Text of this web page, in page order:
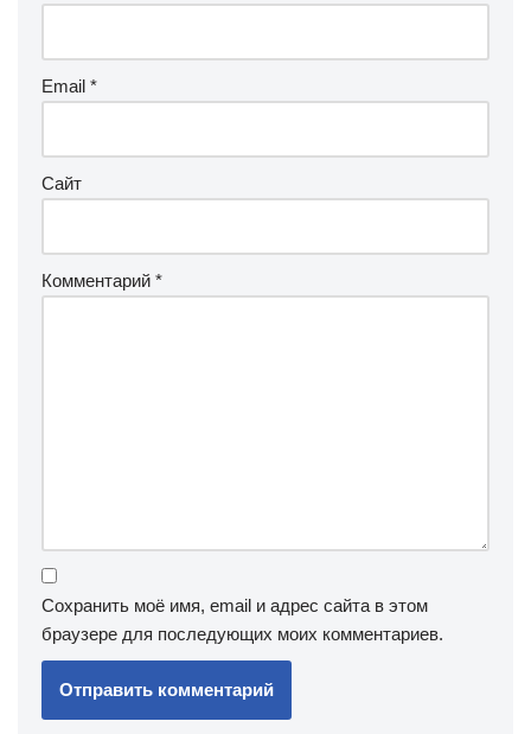
Email *
Сайт
Комментарий *
Сохранить моё имя, email и адрес сайта в этом
браузере для последующих моих комментариев.